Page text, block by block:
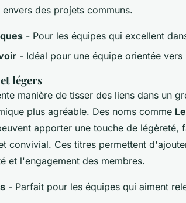
des projets communs.
- Pour les équipes qui excellent
- Idéal pour une équipe orientée
légers
manière de tisser des liens dans un
plus agréable. Des noms comme
apporter une touche de légèreté,
convivial. Ces titres permettent
et l'engagement des membres.
- Parfait pour les équipes qui aiment